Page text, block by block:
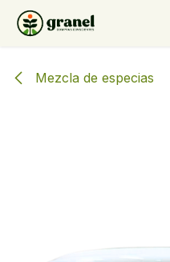
Ir al contenido
Mezcla de especias